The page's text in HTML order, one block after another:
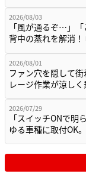
2026/08/03
「風が通るぞ…」
背中の蒸れを解消
2026/08/01
ファン穴を隠して
レージ作業が涼し
2026/07/29
「スイッチONで
ゆる車種に取付OK